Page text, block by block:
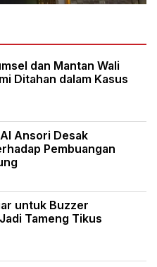
dan Mantan Wali
Ditahan dalam Kasus
Ansori Desak
Pembuangan
untuk Buzzer
Tameng Tikus